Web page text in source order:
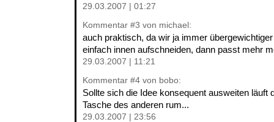
29.03.2007 | 01:27
Kommentar #3 von michael:
auch praktisch, da wir ja immer
einfach innen aufschneiden, dann passt mehr
29.03.2007 | 11:21
Kommentar #4 von bobo:
Sollte sich die Idee konsequent ausweiten läuft
Tasche des anderen rum...
29.03.2007 | 23:56